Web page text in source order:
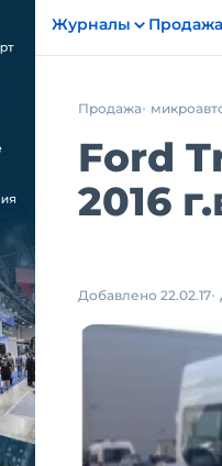
Журналы Продажа
Продажа
Ford
2016
Добавлено 22.02.17